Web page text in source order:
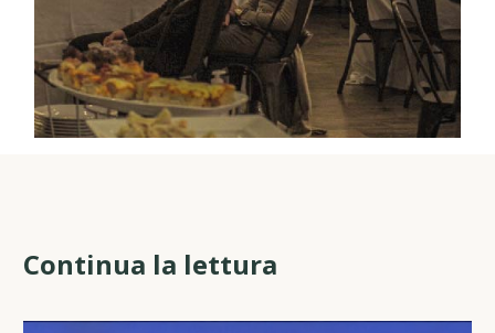
Continua la lettura